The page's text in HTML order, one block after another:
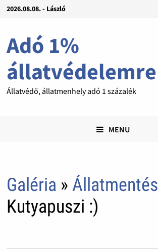
2026.08.08. - László
Adó 1%
állatvédelemre
Állatvédő, állatmenhely adó 1 százalék
MENU
Galéria » Állatmentés
Kutyapuszi :)